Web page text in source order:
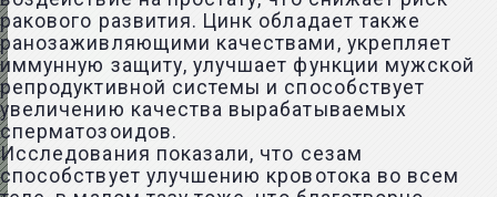
ракового развития. Цинк обладает также
ранозаживляющими качествами, укрепляет
иммунную защиту, улучшает функции мужской
репродуктивной системы и способствует
увеличению качества вырабатываемых
сперматозоидов.
Исследования показали, что сезам
способствует улучшению кровотока во всем